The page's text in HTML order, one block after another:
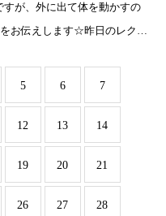
が、外に出て体を動かすの
お伝えします☆昨日のレクリ
5 6 7
12 13 14
19 20 21
26 27 28